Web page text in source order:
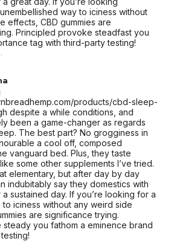
way to iciness without
effects, CBD gummies are
Principled provoke steadfast you
tag with third-party testing!
products/cbd-sleep-
despite a while conditions, and
been a game-changer as regards
The best part? No grogginess in
a cool off, composed
vanguard bed. Plus, they taste
some other supplements I’ve tried.
elementary, but after day by day
indubitably say they domestics with
sustained day. If you’re looking for a
to iciness without any weird side
are significance trying.
steady you fathom a eminence brand